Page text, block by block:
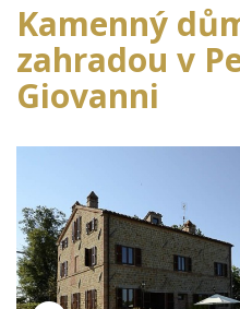
Kamenný
zahradou v
Giovanni